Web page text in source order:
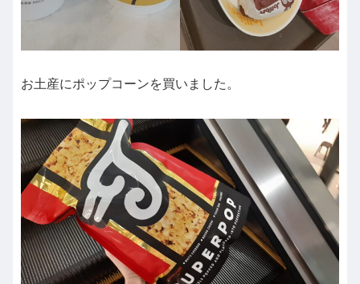
お土産にポップコーンを買いました。